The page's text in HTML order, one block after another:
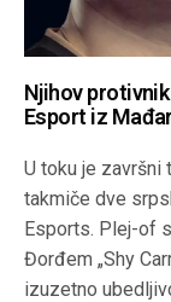
Njihov
Esport iz
U toku je završni
takmiče dve
Esports. Plej-of
Đorđem „Shy
izuzetno